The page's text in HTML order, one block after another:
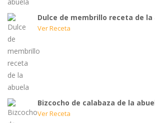
Dulce de membrillo receta de la
Ver Receta
Bizcocho de calabaza de la
Ver Receta